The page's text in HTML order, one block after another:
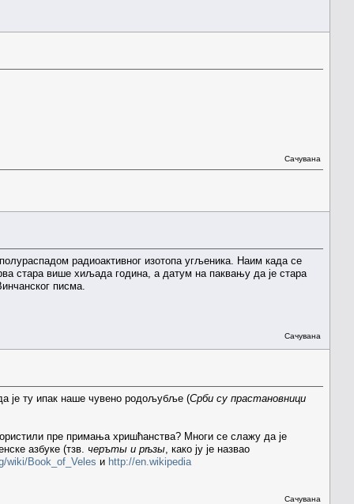
Сачувана
радиоактивног изотопа угљеника. Наим када се
стара више хиљада година, а датум на паквању да је стара
писма.
Сачувана
је ту ипак наше чувено родољубље (Срби су прастановници
пре примања хришћанства? Многи се слажу да је
азбуке (тзв. черъты и рѣзы , како ју је назвао
wiki/Book_of_Veles и http://en.wikipedia
Сачувана